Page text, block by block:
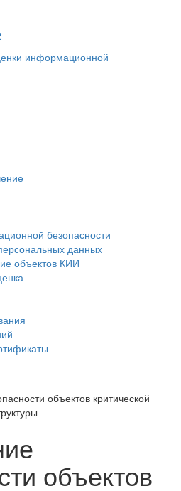
информационной
безопасности
данных
объектов КИИ
объектов критической
объектов